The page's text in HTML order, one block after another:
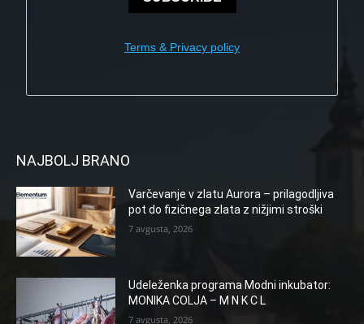
Terms & Privacy policy
NAJBOLJ BRANO
Varčevanje v zlatu Aurora – prilagodljiva
pot do fizičnega zlata z nižjimi stroški
7 avgusta, 2026
Udeleženka programa Modni inkubator:
MONIKA COLJA – M N K C L
7 avgusta, 2026